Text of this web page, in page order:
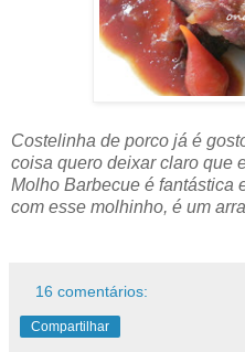
Costelinha de porco já é
coisa quero deixar claro que
Molho Barbecue é fantástica
com esse molhinho, é um
16 comentários:
Compartilhar